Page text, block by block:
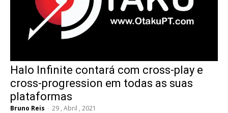
Halo Infinite contará com cross-play e
cross-progression em todas as suas
plataformas
Bruno Reis - 29 , Abril , 2021